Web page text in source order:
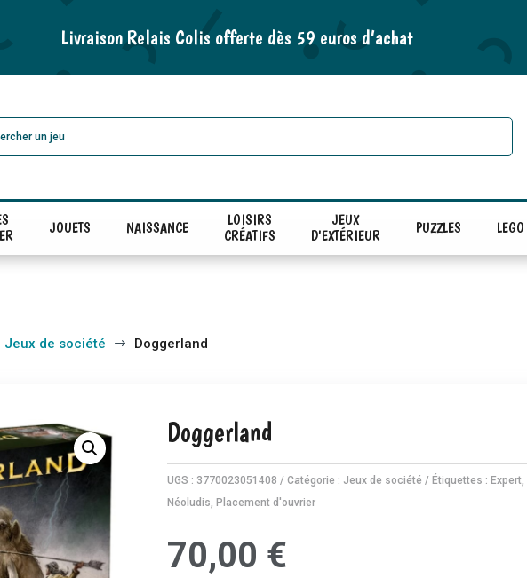
Livraison Relais Colis offerte dès 59 euros d’achat
JOUETS NAISSANCE
LOISIRS
CRÉATIFS
JEUX
D'EXTÉRIEUR
PUZZLES LEGO
Jeux de société $ Doggerland
Doggerland
UGS : 3770023051408 Catégorie : Jeux de société Étiquettes : Expert,
Néoludis, Placement d'ouvrier
70,00 €